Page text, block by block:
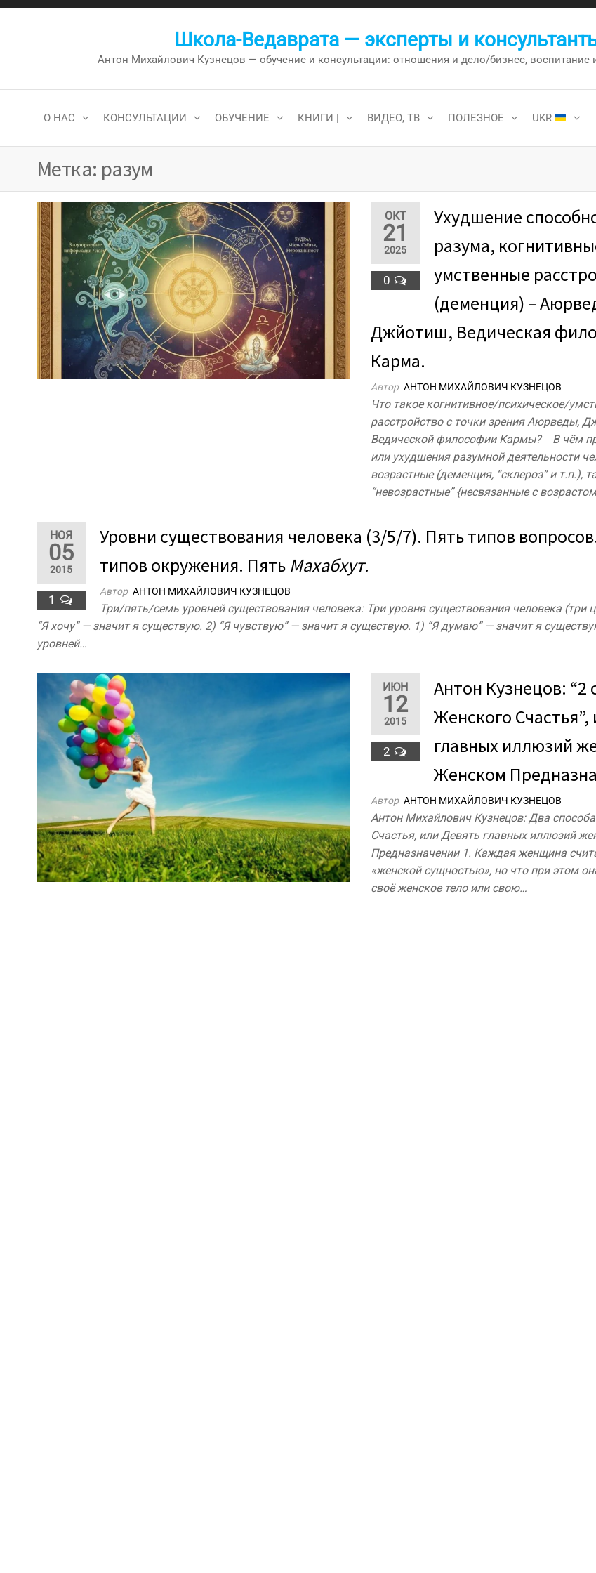
Перейти
Школа-Ведаврата — эксперты и
Антон Михайлович Кузнецов — обучение и консультации: отношения и дело/бизнес, воспитание
О НАС КОНСУЛЬТАЦИИ ОБУЧЕНИЕ КНИГИ | ВИДЕО, ТВ ПОЛЕЗНОЕ UKR
Метка: разум
ОКТ
21
2025
0
Ухудшение
разума,
умственные
(деменция) –
Джйотиш, Ведическая
Карма.
Автор АНТОН МИХАЙЛОВИЧ КУЗНЕЦОВ
Что такое когнитивное/психическое/
расстройство с точки зрения Аюрведы,
Ведической философии Кармы? В чём
или ухудшения разумной деятельности
возрастные (деменция, “склероз” и т.п.),
“невозрастные” {несвязанные с
НОЯ
05
2015
1
Уровни существования человека (3/5/7). Пять типов
типов окружения. Пять Махабхут.
Автор АНТОН МИХАЙЛОВИЧ КУЗНЕЦОВ
Три/пять/семь уровней существования человека: Три уровня существования человека (три
“Я хочу” — значит я существую. 2) “Я чувствую” — значит я существую. 1) “Я думаю” — значит я
уровней…
ИЮН
12
2015
2
Антон Кузнецов: “2
Женского Счастья”,
главных иллюзий
Женском
Автор АНТОН МИХАЙЛОВИЧ КУЗНЕЦОВ
Антон Михайлович Кузнецов: Два
Счастья, или Девять главных иллюзий
Предназначении 1. Каждая женщина
«женской сущностью», но что при этом
своё женское тело или свою…